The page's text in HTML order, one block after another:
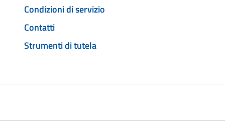
Condizioni di servizio
Contatti
Strumenti di tutela